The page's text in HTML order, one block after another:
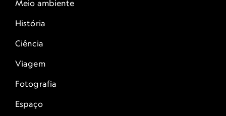
Meio ambiente
História
Ciência
Viagem
Fotografia
Espaço